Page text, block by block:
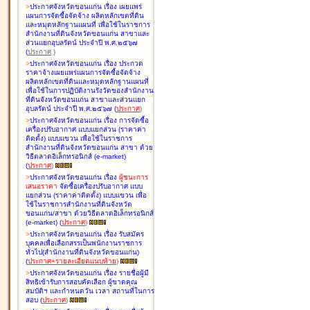
>ประกาศจังหวัดขอนแก่น เรื่อง เผยแพร่
แผนการจัดซื้อจัดจ้าง ผลิตหลักเขตที่ดิน
และหมุดหลักฐานแผนที่ เพื่อใช้ในราชการ
สำนักงานที่ดินจังหวัดขอนแก่น สาขาและ
ส่วนแยกอุบลรัตน์ ประจำปี พ.ศ.๒๕๖๗
(ประกาศ )
>ประกาศจังหวัดขอนแก่น เรื่อง ประกวด
ราคาจ้างเผยแพร่แผนการจัดซื้อจัดจ้าง
ผลิตหลักเขตที่ดินและหมุดหลักฐานแผนที่
เพื่อใช้ในการปฏิบัติงานรังวัดของสำนักงาน
ที่ดินจังหวัดขอนแก่น สาขาและส่วนแยก
อุบลรัตน์ ประจำปี พ.ศ.๒๕๖๗ (ประกาศ)
>ประกาศจังหวัดขอนแก่น เรื่อง การจัดซื้อ
เครื่องปรับอากาศ แบบแยกส่วน (ราคาค่า
ติดตั้ง) แบบแขวน เพื่อใช้ในราชการ
สำนักงานที่ดินจังหวัดขอนแก่น สาขา ด้วย
วิธีตลาดอิเล็กทรอนิกส์ (e-market)
(ประกาศ)
>ประกาศจังหวัดขอนแก่น เรื่อง ผู้ชนะการ
เสนอราคา จัดซื้อเครื่องปรับอากาศ แบบ
แยกส่วน (ราคาค่าติดตั้ง) แบบแขวน เพื่อ
ใช้ในราชการสำนักงานที่ดินจังหวัด
ขอนแก่น/สาขา ด้วยวิธีตลาดอิเล็กทรอนิกส์
(e-market) (ประกาศ)
>ประกาศจังหวัดขอนแก่น เรื่อง รับสมัคร
บุคคลเพื่อเลือกสรรเป็นพนักงานราชการ
ทั่วไป(สำนักงานที่ดินจังหวัดขอนแก่น)
(ประกาศ+รายละเอียดแนบท้าย)
>ประกาศจังหวัดขอนแก่น เรื่อง รายชื่อผู้มี
สิทธิเข้ารับการสอบคัดเลือก ผู้ขาดคุณ
สมบัติฯ และกำหนดวัน เวลา สถานที่ในการ
สอบ (ประกาศ)